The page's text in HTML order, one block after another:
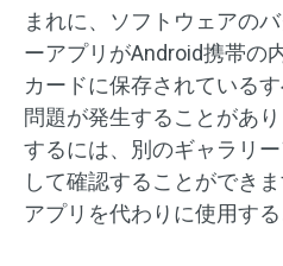
まれに、ソフトウェアの
ーアプリがAndroid携帯の
カードに保存されている
問題が発生することがあ
するには、別のギャラリ
して確認することができ
アプリを代わりに使用する